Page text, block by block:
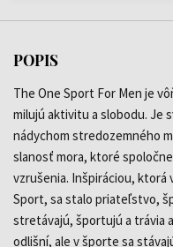
POPIS
The One Sport For Men je
milujú aktivitu a slobodu. Je
nádychom stredozemného
slanosť mora, ktoré
vzrušenia. Inšpiráciou, ktorá
Sport, sa stalo priateľstvo,
stretávajú, športujú a trávia
odlišní, ale v športe sa